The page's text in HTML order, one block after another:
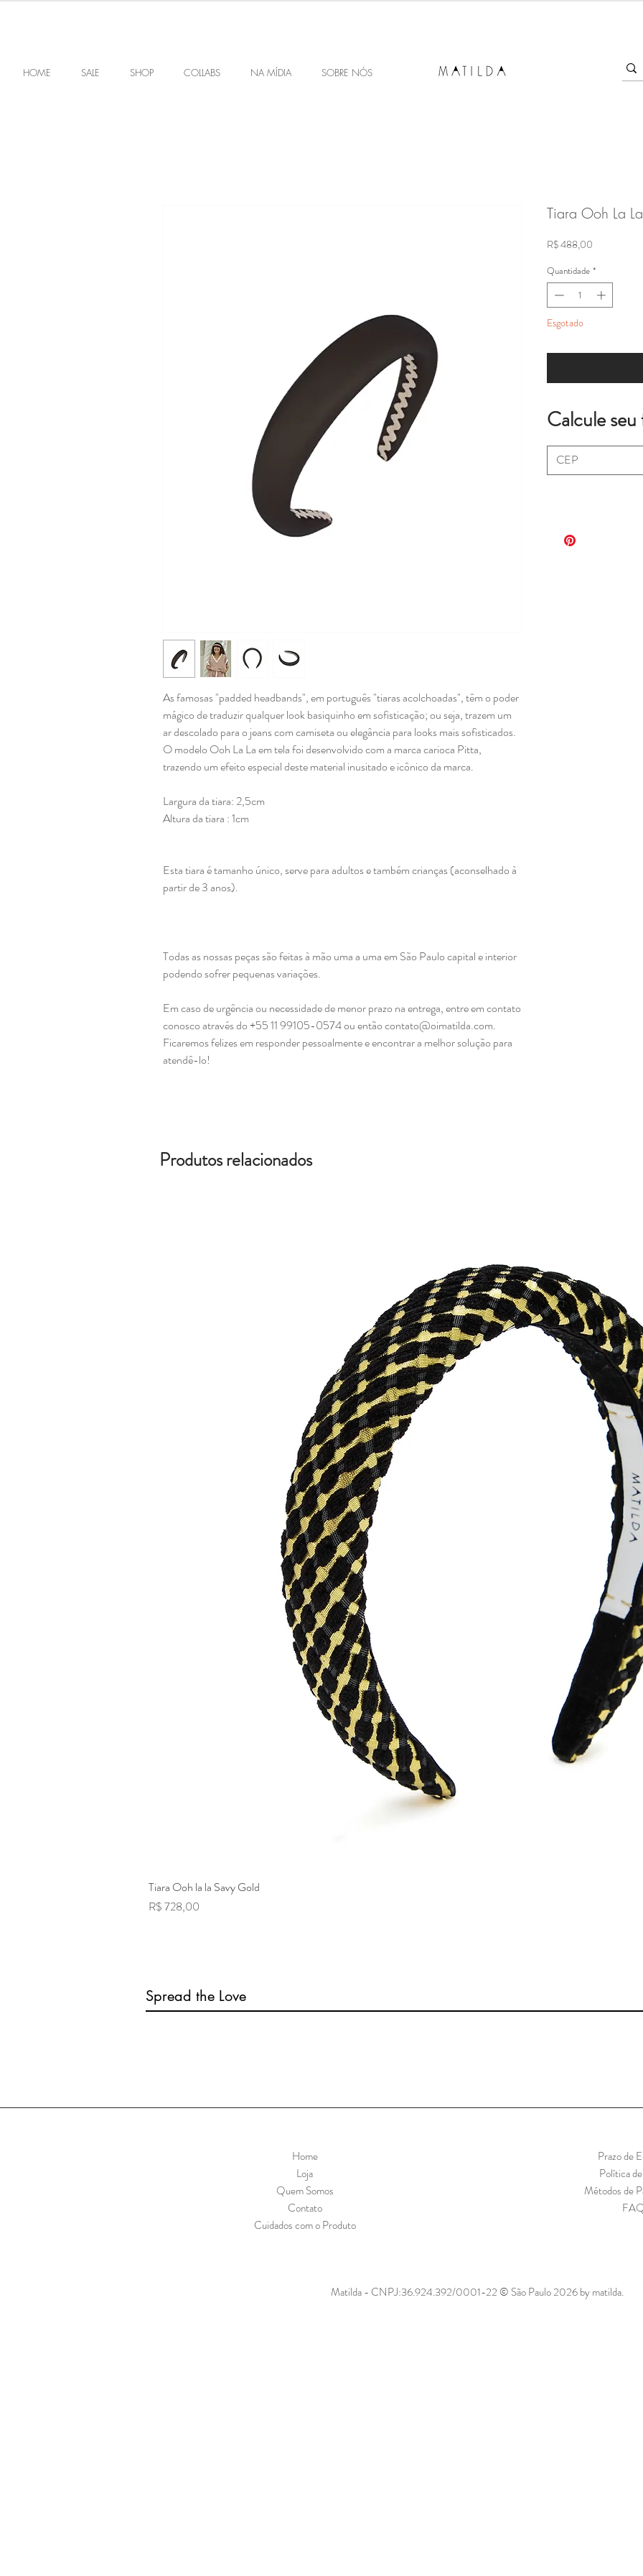
HOME SALE SHOP COLLABS NA MÍDIA SOBRE NÓS
As famosas "padded headbands", em português "tiaras acolchoadas", têm o poder
mágico de traduzir qualquer look basiquinho em sofisticação; ou seja, trazem um
ar descolado para o jeans com camiseta ou elegância para looks mais sofisticados.
O modelo Ooh La La em tela foi desenvolvido com a marca carioca Pitta,
trazendo um efeito especial deste material inusitado e icônico da marca.
Largura da tiara: 2,5cm
Altura da tiara : 1cm
Esta tiara é tamanho único, serve para adultos e também crianças (aconselhado à
partir de 3 anos).
Todas as nossas peças são feitas à mão uma a uma em São Paulo capital e interior
podendo sofrer pequenas variações.
Em caso de urgência ou necessidade de menor prazo na entrega, entre em contato
conosco através do +55 11 99105-0574 ou então contato@oimatilda.com.
Ficaremos felizes em responder pessoalmente e encontrar a melhor solução para
atendê-lo!
Tiara Ooh La
R$ 488,00
Quantidade *
Esgotado
Calcule
Produtos relacionados
Tiara Ooh la la Savy Gold
Preço
R$ 728,00
Spread the Love
Home
Loja
Quem Somos
Contato
Cuidados com o Produto
Prazo de
Política
Métodos de
Matilda - CNPJ:36.924.392/0001-22 © São Paulo 2026 by matilda.